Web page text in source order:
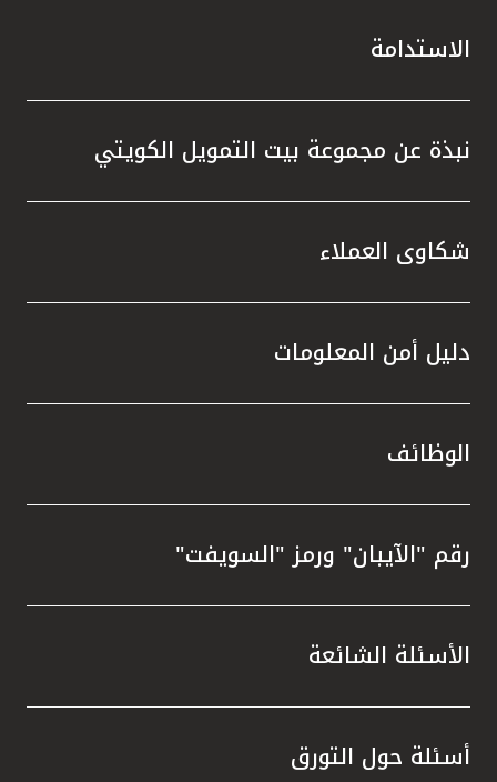
الاستدامة
نبذة عن مجموعة بيت التمويل الكويتي
شكاوى العملاء
دليل أمن المعلومات
الوظائف
رقم "الآيبان" ورمز "السويفت"
الأسئلة الشائعة
أسئلة حول التورق